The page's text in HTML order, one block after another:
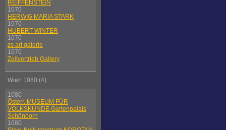
REIFFENSTEIN
1070
HERWIG MARIA STARK
1070
HUBERT WINTER
1070
zs art galerie
1070
Zeitvertrieb Gallery
Wien 1080 (4)
1080
Österr. MUSEUM FÜR
VOLKSKUNDE Gartenpalais
Schönborn
1080